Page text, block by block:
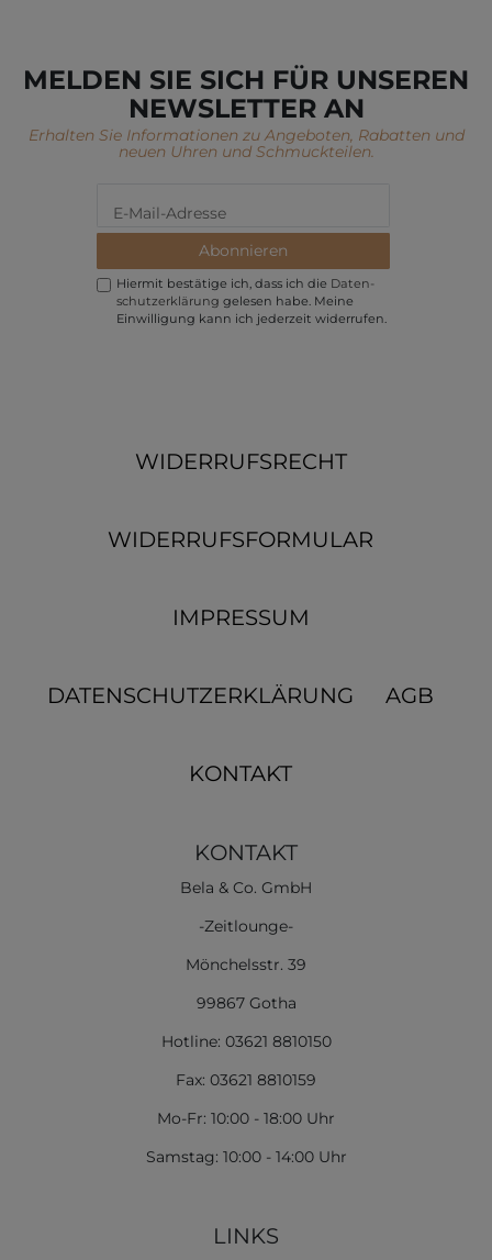
MELDEN SIE SICH FÜR UNSEREN
NEWSLETTER AN
Erhalten Sie Informationen zu Angeboten, Rabatten und
neuen Uhren und Schmuckteilen.
Abonnieren
Hiermit bestätige ich, dass ich die Daten­
schutz­erklärung gelesen habe. Meine
Einwilligung kann ich jederzeit widerrufen.
WIDERRUFSRECHT
WIDERRUFSFORMULAR
IMPRESSUM
DATENSCHUTZERKLÄRUNG AGB
KONTAKT
KONTAKT
Bela & Co. GmbH
-Zeitlounge-
Mönchelsstr. 39
99867 Gotha
Hotline: 03621 8810150
Fax: 03621 8810159
Mo-Fr: 10:00 - 18:00 Uhr
Samstag: 10:00 - 14:00 Uhr
LINKS